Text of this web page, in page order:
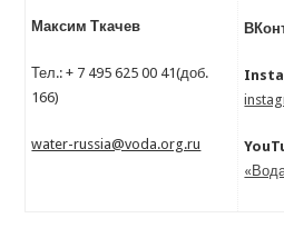
Максим Ткачев
Тел.: + 7 495 625 00 41(доб.
166)
water-russia@voda.org.ru